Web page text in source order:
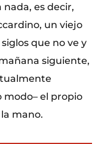
es decir,
un viejo
que no ve y
siguiente,
modo– el propio
mano.